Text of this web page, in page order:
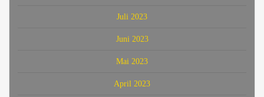
Juli 2023
Juni 2023
Mai 2023
April 2023